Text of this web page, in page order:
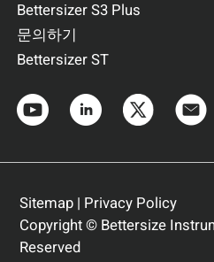
Bettersizer S3 Plus
문의하기
Bettersizer ST
Sitemap| Privacy Policy
Copyright © Bettersize
Reserved